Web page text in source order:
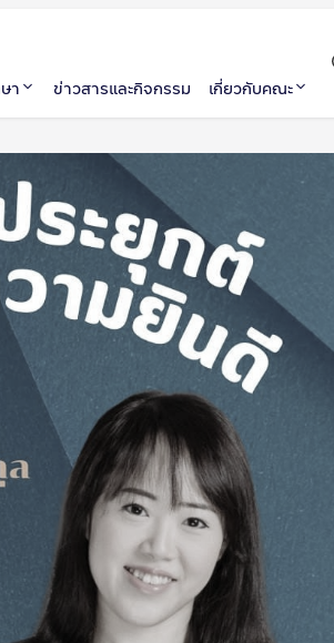
า ข่าวสารและกิจกรรม เกี่ยวกับคณะ